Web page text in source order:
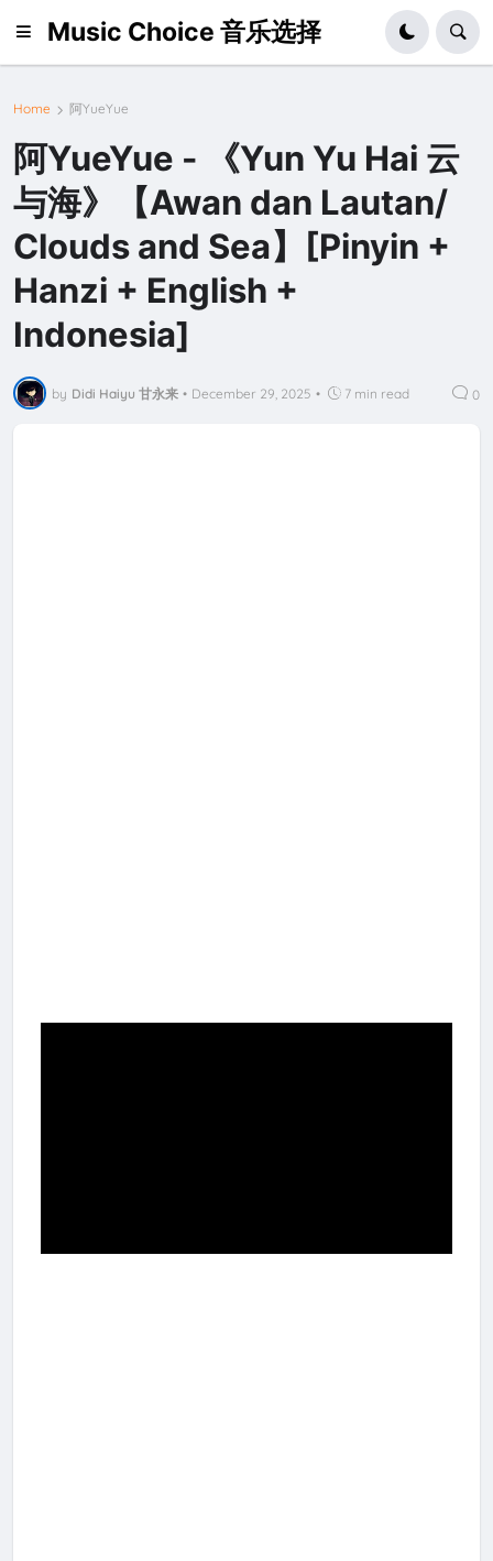
Music Choice 音乐选择
Home 阿YueYue
阿YueYue - 《Yun Yu Hai 云
与海》【Awan dan Lautan/
Clouds and Sea】[Pinyin +
Hanzi + English +
Indonesia]
by Didi Haiyu 甘永来 • December 29, 2025 • 7 min read 0